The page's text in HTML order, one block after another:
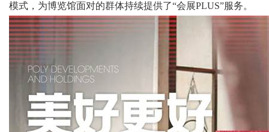
模式，为博览馆面对的群体持续提供了“会展PLUS”服务。